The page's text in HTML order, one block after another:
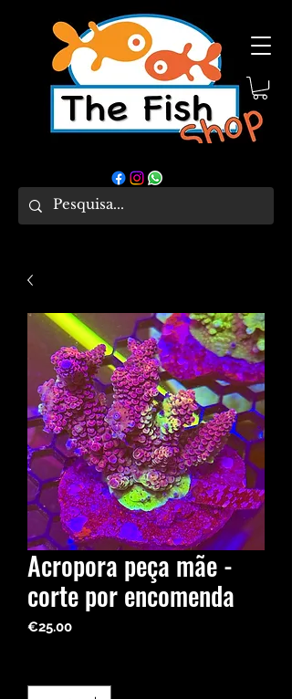
Acropora peça mãe -
corte por encomenda
€25.00Price